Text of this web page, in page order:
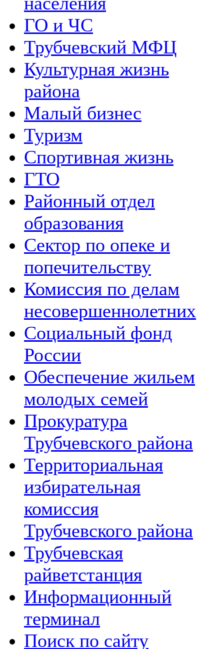
ГО и ЧС
Трубчевский МФЦ
Культурная жизнь
района
Малый бизнес
Туризм
Спортивная жизнь
ГТО
Районный отдел
образования
Сектор по опеке и
попечительству
Комиссия по делам
несовершеннолетних
Социальный фонд
России
Обеспечение жильем
молодых семей
Прокуратура
Трубчевского района
Территориальная
избирательная
комиссия
Трубчевского района
Трубчевская
райветстанция
Информационный
терминал
Поиск по сайту